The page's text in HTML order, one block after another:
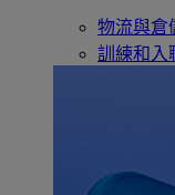
物流與倉
訓練和入